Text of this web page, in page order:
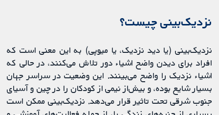
نزدیک‌بینی چیست؟
نزدیک‌بینی (یا دید نزدیک، یا میوپی) به این معنی است که
افراد برای دیدن واضح اشیاء دور تلاش می‌کنند، در حالی که
اشیاء نزدیک را واضح می‌بینند. این وضعیت در سراسر جهان
بسیار شایع بوده، و بیش‌از نیمی از کودکان را در چین و آسیای
جنوب شرقی تحت تاثیر قرار می‌دهد. نزدیک‌بینی ممکن است